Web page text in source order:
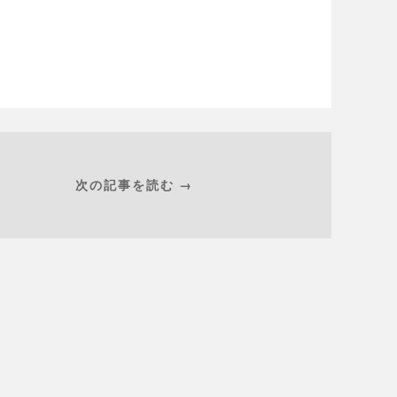
次の記事を読む →